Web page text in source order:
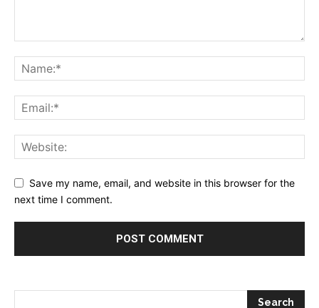
Save my name, email, and website in this browser for the
next time I comment.